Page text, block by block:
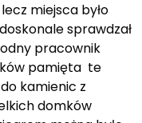
miejsca było
sprawdzał
pracownik
pamięta te
kamienic z
domków